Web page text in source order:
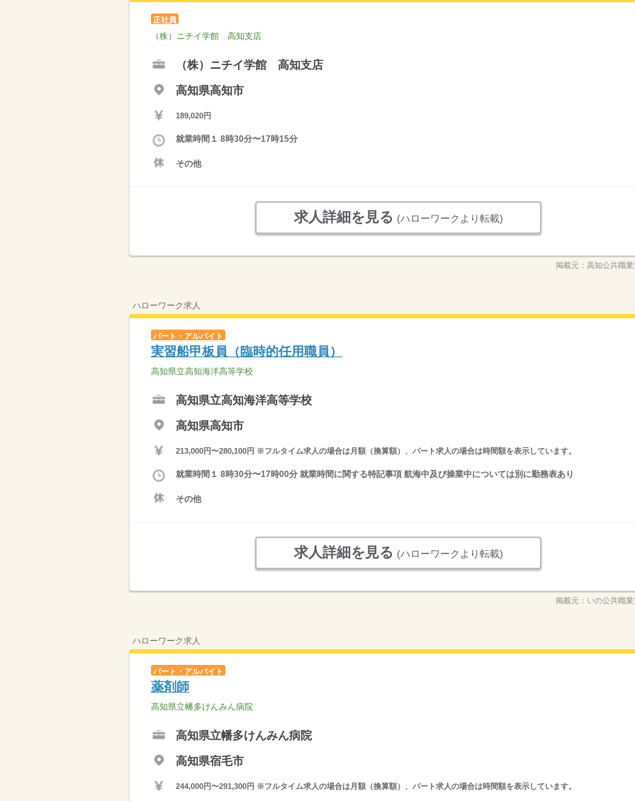
正社員
（株）ニチイ学館 高知支店
（株）ニチイ学館 高知支店
高知県高知市
189,020円
就業時間１ 8時30分〜17時15分
その他
求人詳細を見る (ハローワークより転載)
掲載元： 高知公共職
ハローワーク求人
パート・アルバイト
実習船甲板員（臨時的任用職員）
高知県立高知海洋高等学校
高知県立高知海洋高等学校
高知県高知市
213,000円〜280,100円 ※フルタイム求人の場合は月額（換算額）、パート求人の場合は時間額を表示しています。
就業時間１ 8時30分〜17時00分 就業時間に関する特記事項 航海中及び操業中については別に勤務表あり
その他
求人詳細を見る (ハローワークより転載)
掲載元： いの公共職
ハローワーク求人
パート・アルバイト
薬剤師
高知県立幡多けんみん病院
高知県立幡多けんみん病院
高知県宿毛市
244,000円〜291,300円 ※フルタイム求人の場合は月額（換算額）、パート求人の場合は時間額を表示しています。